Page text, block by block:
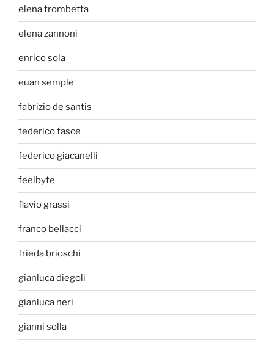
elena trombetta
elena zannoni
enrico sola
euan semple
fabrizio de santis
federico fasce
federico giacanelli
feelbyte
flavio grassi
franco bellacci
frieda brioschi
gianluca diegoli
gianluca neri
gianni solla